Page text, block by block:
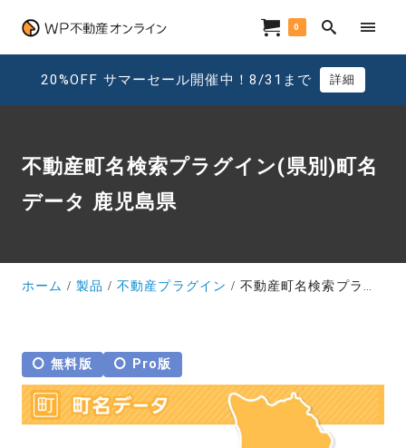
0
20%OFF サマーセール開催中！8/31まで 詳細
不動産町名検索プラグイン(県別)町名
データ 鹿児島県
ホーム 製品 不動産プラグイン 不動産町名検索プラグイン(県別)町名データ 鹿児島県
無料版 Pro版